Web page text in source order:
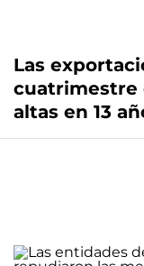
Las
cuatrimestre
altas en 13